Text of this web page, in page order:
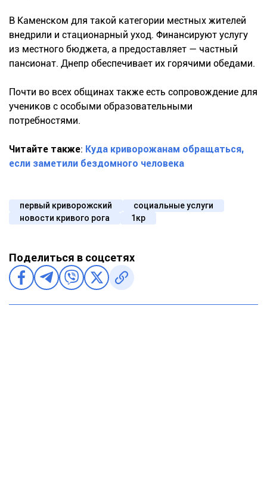
В Каменском для такой категории местных жителей
внедрили и стационарный уход. Финансируют услугу
из местного бюджета, а предоставляет — частный
пансионат. Днепр обеспечивает их горячими обедами.
Почти во всех общинах также есть сопровождение для
учеников с особыми образовательными
потребностями.
Читайте также: Куда криворожанам обращаться,
если заметили бездомного человека
первый криворожский
социальные услуги
новости кривого рога
1кр
Поделиться в соцсетях